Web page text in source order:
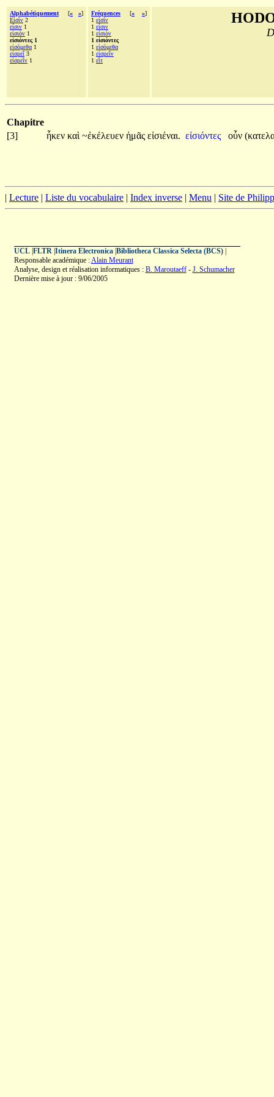
Alphabétiquement [« »]
Εἰσὶν 2
εἶσιν 1
εἰσιὸν 1
εἰσιόντες 1
εἰσόμεθα 1
εἰσρεῖ 3
εἰσρεῖν 1
Fréquences [« »]
1 εἰσίν
1 εἶσιν
1 εἰσιὸν
1 εἰσιόντες
1 εἰσόμεθα
1 εἰσρεῖν
1 εἴτ
Chapitre
[3]
ἧκεν καὶ ~ἐκέλευεν ἡμᾶς εἰσιέναι. εἰσιόντες οὖν
| Lecture | Liste du vocabulaire | Index inverse | Menu | Site de
UCL| FLTR| Itinera Electronica| Bibliotheca Classica Selecta (BCS)|
Responsable académique :Alain Meurant
Analyse, design et réalisation informatiques : B. Maroutaeff- J. Schumacher
Dernière mise à jour : 9/06/2005